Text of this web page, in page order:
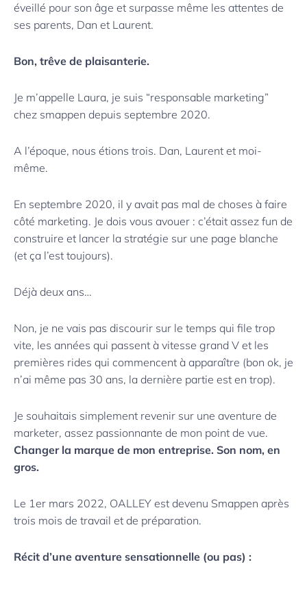
éveillé pour son âge et surpasse même les attentes de
ses parents, Dan et Laurent.
Bon, trêve de plaisanterie.
Je m’appelle Laura, je suis “responsable marketing”
chez smappen depuis septembre 2020.
A l’époque, nous étions trois. Dan, Laurent et moi-
même.
En septembre 2020, il y avait pas mal de choses à faire
côté marketing. Je dois vous avouer : c’était assez fun de
construire et lancer la stratégie sur une page blanche
(et ça l’est toujours).
Déjà deux ans…
Non, je ne vais pas discourir sur le temps qui file trop
vite, les années qui passent à vitesse grand V et les
premières rides qui commencent à apparaître (bon ok, je
n’ai même pas 30 ans, la dernière partie est en trop).
Je souhaitais simplement revenir sur une aventure de
marketer, assez passionnante de mon point de vue.
Changer la marque de mon entreprise. Son nom, en
gros.
Le 1er mars 2022, OALLEY est devenu Smappen après
trois mois de travail et de préparation.
Récit d’une aventure sensationnelle (ou pas) :